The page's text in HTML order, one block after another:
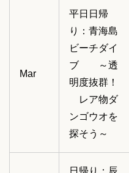
Mar
平日日帰
り：青海島
ビーチダイ
ブ ～透
明度抜群！
レア物ダ
ンゴウオを
探そう～
日帰り：辰